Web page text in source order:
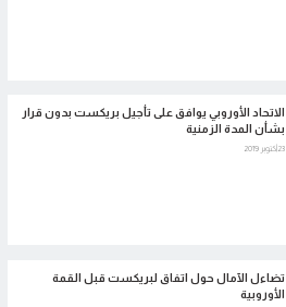
الاتحاد الأوروبي يوافق على تأجيل بريكست بدون قرار
بشأن المدة الزمنية
23 أكتوبر 2019
تضاءل الآمال حول اتفاق لبريكست قبل القمة
الأوروبية